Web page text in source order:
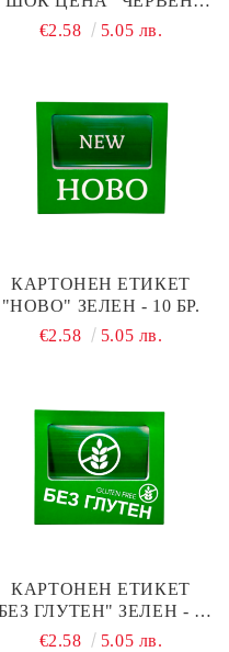
10 БР.
€2.58 5.05 лв.
КАРТОНЕН ЕТИКЕТ
"НОВО" ЗЕЛЕН - 10 БР.
€2.58
5.05 лв.
КАРТОНЕН ЕТИКЕТ
ГЛУТЕН" ЗЕЛЕН - 10
БР.
€2.58 5.05 лв.